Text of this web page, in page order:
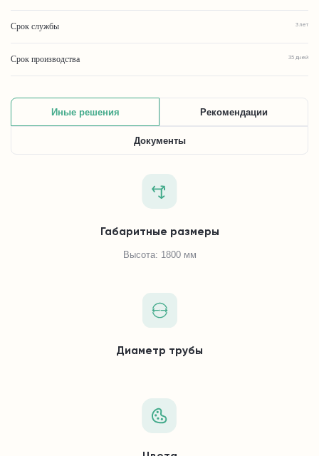
Срок службы 3 лет
Срок производства 35 дней
Иные решения Рекомендации
Документы
Габаритные размеры
Высота: 1800 мм
Диаметр трубы